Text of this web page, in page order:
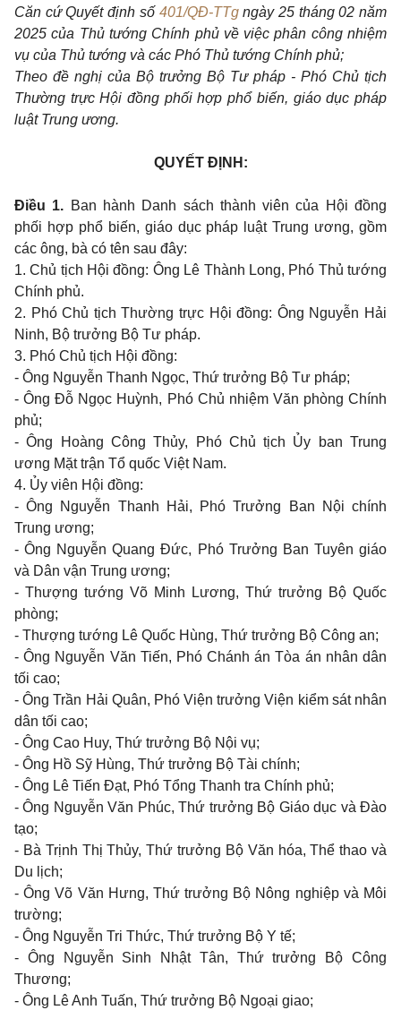
Căn cứ Quyết định số 401/QĐ-TTgngày 25 tháng 02 năm
2025 của Thủ tướng Chính phủ về việc phân công nhiệm
vụ của Thủ tướng và các Phó Thủ tướng Chính phủ;
Theo đề nghị của Bộ trưởng Bộ Tư pháp - Phó Chủ tịch
Thường trực Hội đồng phối hợp phổ biến, giáo dục pháp
luật Trung ương.
QUYẾT ĐỊNH:
Điều 1. Ban hành Danh sách thành viên của Hội đồng
phối hợp phổ biến, giáo dục pháp luật Trung ương, gồm
các ông, bà có tên sau đây:
1. Chủ tịch Hội đồng: Ông Lê Thành Long, Phó Thủ tướng
Chính phủ.
2. Phó Chủ tịch Thường trực Hội đồng: Ông Nguyễn Hải
Ninh, Bộ trưởng Bộ Tư pháp.
3. Phó Chủ tịch Hội đồng:
- Ông Nguyễn Thanh Ngọc, Thứ trưởng Bộ Tư pháp;
- Ông Đỗ Ngọc Huỳnh, Phó Chủ nhiệm Văn phòng Chính
phủ;
- Ông Hoàng Công Thủy, Phó Chủ tịch Ủy ban Trung
ương Mặt trận Tổ quốc Việt Nam.
4. Ủy viên Hội đồng:
- Ông Nguyễn Thanh Hải, Phó Trưởng Ban Nội chính
Trung ương;
- Ông Nguyễn Quang Đức, Phó Trưởng Ban Tuyên giáo
và Dân vận Trung ương;
- Thượng tướng Võ Minh Lương, Thứ trưởng Bộ Quốc
phòng;
- Thượng tướng Lê Quốc Hùng, Thứ trưởng Bộ Công an;
- Ông Nguyễn Văn Tiến, Phó Chánh án Tòa án nhân dân
tối cao;
- Ông Trần Hải Quân, Phó Viện trưởng Viện kiểm sát nhân
dân tối cao;
- Ông Cao Huy, Thứ trưởng Bộ Nội vụ;
- Ông Hồ Sỹ Hùng, Thứ trưởng Bộ Tài chính;
- Ông Lê Tiến Đạt, Phó Tổng Thanh tra Chính phủ;
- Ông Nguyễn Văn Phúc, Thứ trưởng Bộ Giáo dục và Đào
tạo;
- Bà Trịnh Thị Thủy, Thứ trưởng Bộ Văn hóa, Thể thao và
Du lịch;
- Ông Võ Văn Hưng, Thứ trưởng Bộ Nông nghiệp và Môi
trường;
- Ông Nguyễn Tri Thức, Thứ trưởng Bộ Y tế;
- Ông Nguyễn Sinh Nhật Tân, Thứ trưởng Bộ Công
Thương;
- Ông Lê Anh Tuấn, Thứ trưởng Bộ Ngoại giao;